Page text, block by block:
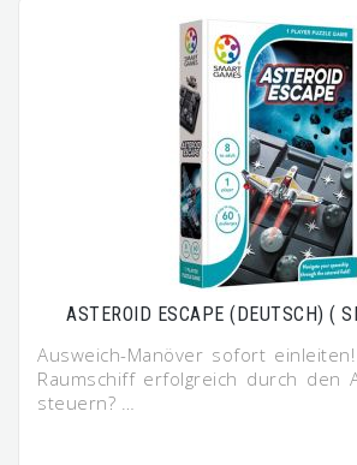
ASTEROID ESCAPE (DEUTSCH) (
Ausweich-Manöver sofort
Raumschiff erfolgreich durch den
steuern? …